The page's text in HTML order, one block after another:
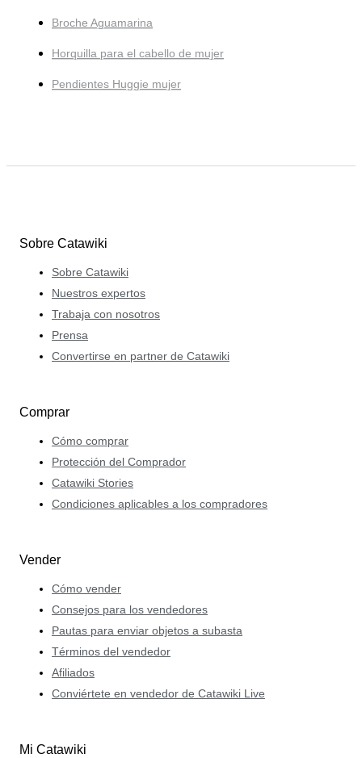
Broche Aguamarina
Horquilla para el cabello de mujer
Pendientes Huggie mujer
Sobre Catawiki
Sobre Catawiki
Nuestros expertos
Trabaja con nosotros
Prensa
Convertirse en partner de Catawiki
Comprar
Cómo comprar
Protección del Comprador
Catawiki Stories
Condiciones aplicables a los compradores
Vender
Cómo vender
Consejos para los vendedores
Pautas para enviar objetos a subasta
Términos del vendedor
Afiliados
Conviértete en vendedor de Catawiki Live
Mi Catawiki